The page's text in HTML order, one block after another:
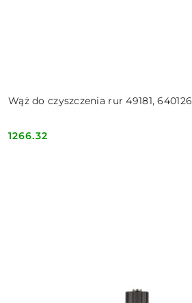
Wąż do czyszczenia rur 49181, 640126
Cena:
1266.32